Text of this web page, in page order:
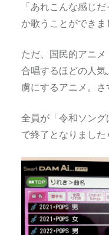
「あれこんな感じ
か歌うことができま
ただ、国民的アニ
合唱するほどの人
虜にするアニメ。さ
全員が「令和ソン
で終了となりました